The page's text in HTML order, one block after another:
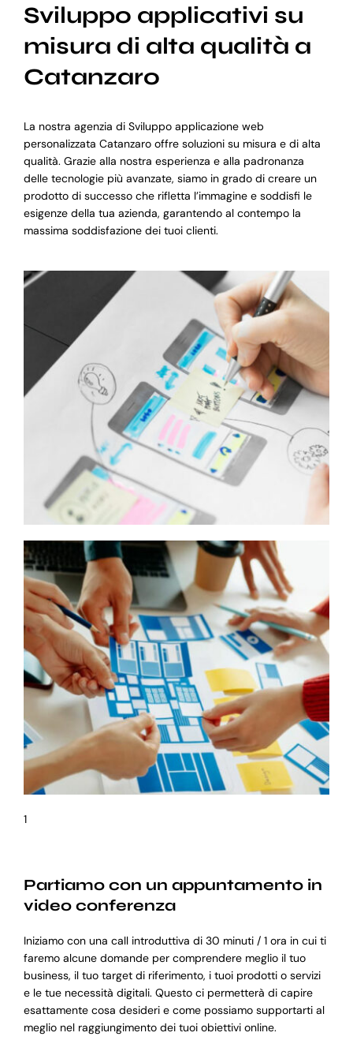
Sviluppo applicativi su
misura di alta qualità a
Catanzaro
La nostra agenzia di Sviluppo applicazione web
personalizzata Catanzaro offre soluzioni su misura e di alta
qualità. Grazie alla nostra esperienza e alla padronanza
delle tecnologie più avanzate, siamo in grado di creare un
prodotto di successo che rifletta l’immagine e soddisfi le
esigenze della tua azienda, garantendo al contempo la
massima soddisfazione dei tuoi clienti.
1
Partiamo con un appuntamento in
video conferenza
Iniziamo con una call introduttiva di 30 minuti / 1 ora in cui ti
faremo alcune domande per comprendere meglio il tuo
business, il tuo target di riferimento, i tuoi prodotti o servizi
e le tue necessità digitali. Questo ci permetterà di capire
esattamente cosa desideri e come possiamo supportarti al
meglio nel raggiungimento dei tuoi obiettivi online.